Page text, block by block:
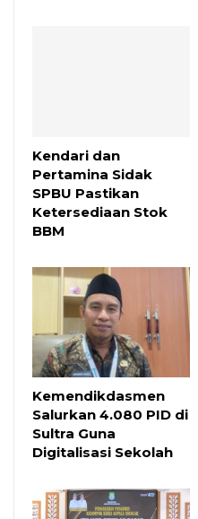
Kendari dan
Pertamina Sidak
SPBU Pastikan
Ketersediaan Stok
BBM
Kemendikdasmen
Salurkan 4.080 PID di
Sultra Guna
Digitalisasi Sekolah